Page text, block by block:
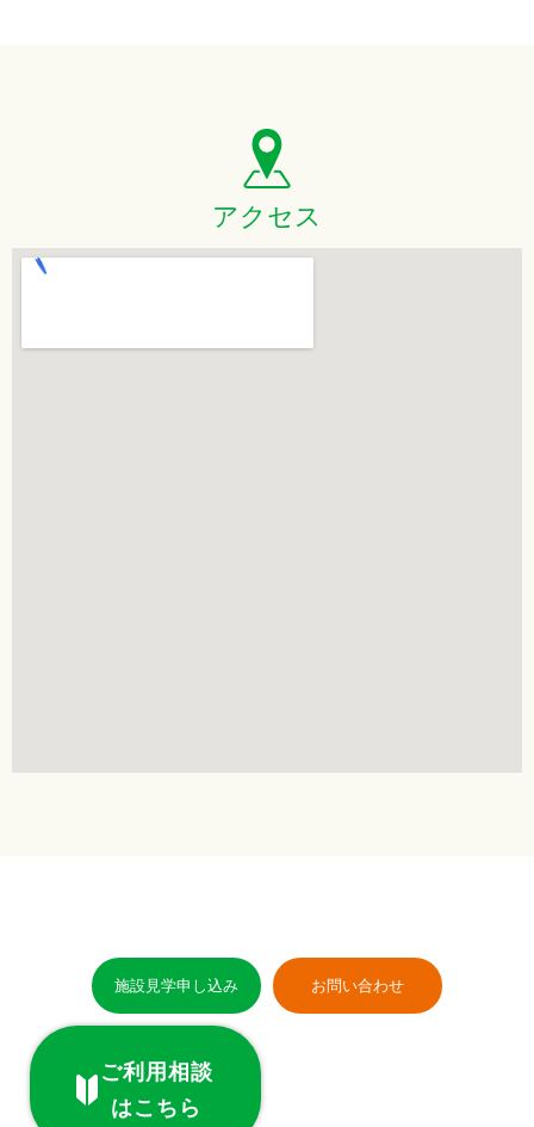
アクセス
施設見学申し込み お問い合わせ
ご利用相談
はこちら